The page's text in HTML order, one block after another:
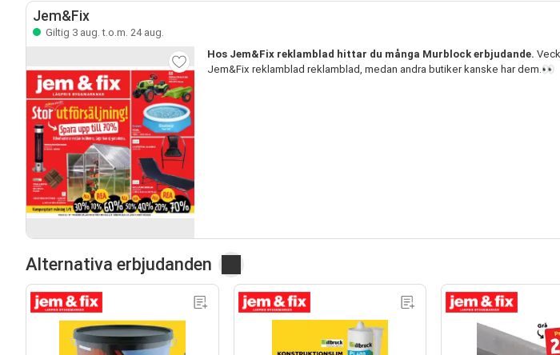
Jem&Fix
Giltig 3 aug. t.o.m. 24 aug.
Hos Jem&Fix reklamblad hittar du många Murblock erbjudande.
Jem&Fix reklamblad reklamblad, medan andra butiker kanske har dem.👀
Alternativa erbjudanden